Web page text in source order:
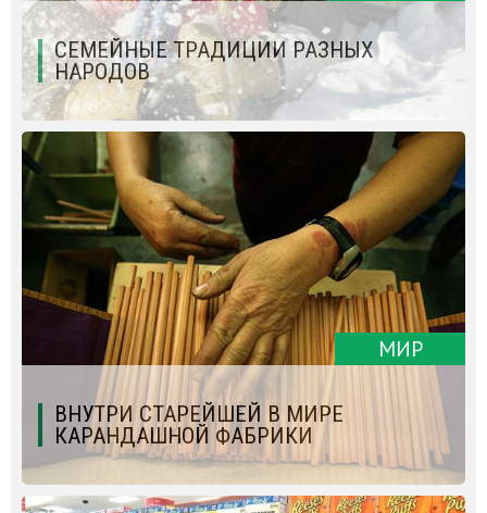
СЕМЕЙНЫЕ ТРАДИЦИИ РАЗНЫХ
НАРОДОВ
МИР
ВНУТРИ СТАРЕЙШЕЙ В МИРЕ
КАРАНДАШНОЙ ФАБРИКИ